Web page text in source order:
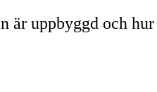
uppbyggd och